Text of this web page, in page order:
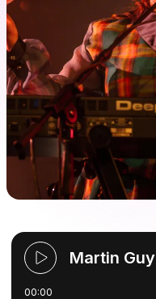
Martin Guy
00:00